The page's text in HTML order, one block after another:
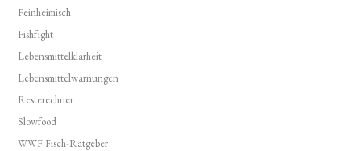
Feinheimisch
Fishfight
Lebensmittelklarheit
Lebensmittelwarnungen
Resterechner
Slowfood
WWF Fisch-Ratgeber